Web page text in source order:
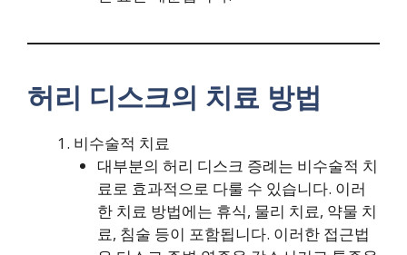
허리 디스크의 치료 방법
비수술적 치료
대부분의 허리 디스크 증례는 비수술적 치
료로 효과적으로 다룰 수 있습니다. 이러
한 치료 방법에는 휴식, 물리 치료, 약물 치
료, 침술 등이 포함됩니다. 이러한 접근법